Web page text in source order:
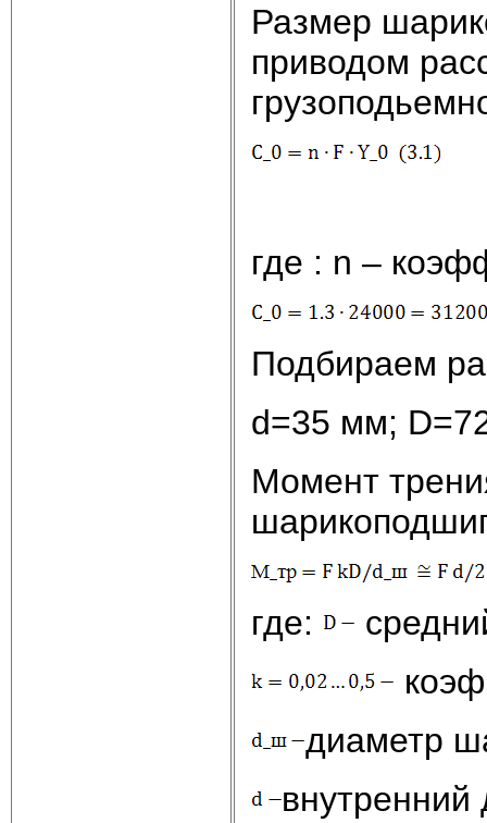
Размер
приводом
где : n –
Подбираем
d=35 мм;
Момент
где:
диаметр